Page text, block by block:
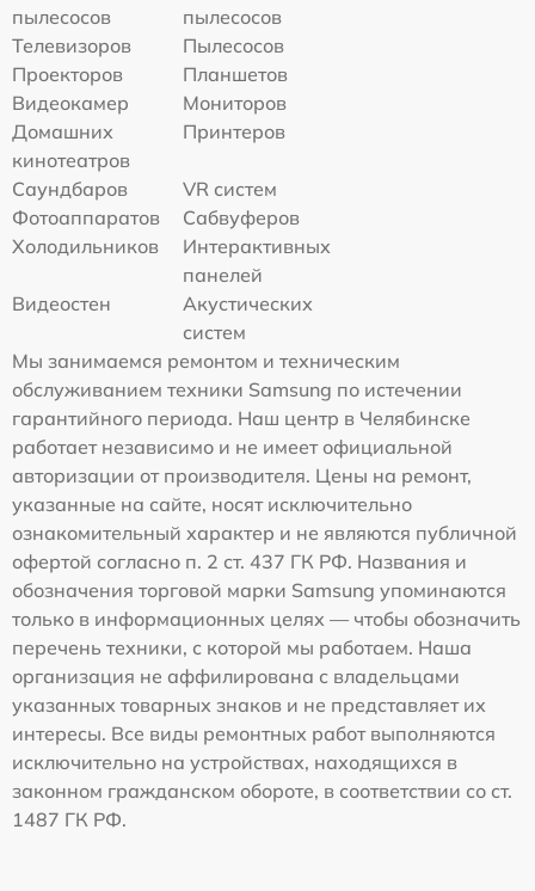
пылесосов
пылесосов
Телевизоров
Пылесосов
Проекторов
Планшетов
Видеокамер
Мониторов
Домашних
кинотеатров
Принтеров
Саундбаров
VR систем
Фотоаппаратов
Сабвуферов
Холодильников
Интерактивных
панелей
Видеостен
Акустических
систем
Мы занимаемся ремонтом и техническим
обслуживанием техники Samsung по истечении
гарантийного периода. Наш центр в Челябинске
работает независимо и не имеет официальной
авторизации от производителя. Цены на ремонт,
указанные на сайте, носят исключительно
ознакомительный характер и не являются публичной
офертой согласно п. 2 ст. 437 ГК РФ. Названия и
обозначения торговой марки Samsung упоминаются
только в информационных целях — чтобы обозначить
перечень техники, с которой мы работаем. Наша
организация не аффилирована с владельцами
указанных товарных знаков и не представляет их
интересы. Все виды ремонтных работ выполняются
исключительно на устройствах, находящихся в
законном гражданском обороте, в соответствии со ст.
1487 ГК РФ.